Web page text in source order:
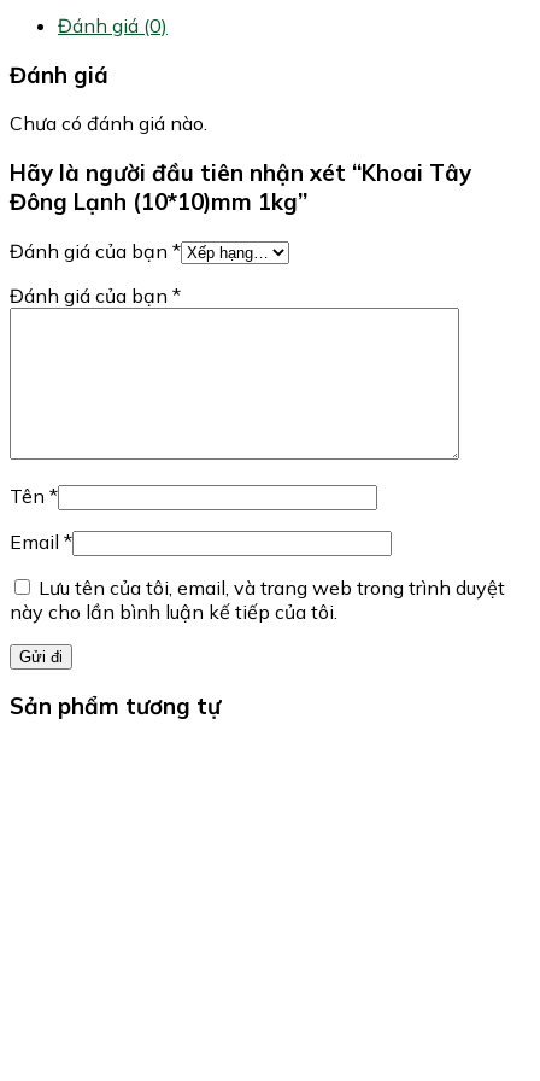
Đánh giá (0)
Đánh giá
Chưa có đánh giá nào.
Hãy là người đầu tiên nhận xét “Khoai Tây
Đông Lạnh (10*10)mm 1kg”
Đánh giá của bạn *
Đánh giá của bạn *
Tên *
Email *
Lưu tên của tôi, email, và trang web trong trình duyệt
này cho lần bình luận kế tiếp của tôi.
Sản phẩm tương tự